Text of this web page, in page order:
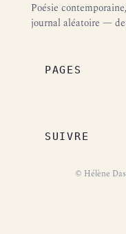
Poésie
journal aléatoire —
PAGES
SUIVRE
© Hélène